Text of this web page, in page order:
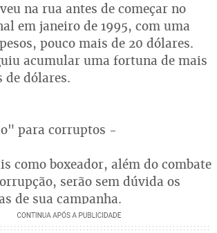
na rua antes de começar no
em janeiro de 1995, com uma
pouco mais de 20 dólares.
acumular uma fortuna de mais
de dólares.
para corruptos -
como boxeador, além do combate
serão sem dúvida os
de sua campanha.